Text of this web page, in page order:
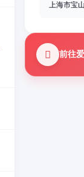
上海市宝
前往